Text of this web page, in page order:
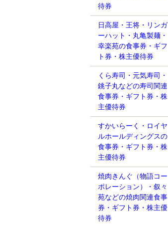
待券
日高屋・王将・リンガ
ーハット・丸亀製麺・
幸楽苑の食事券・ギフ
ト券・株主優待券
くら寿司・元気寿司・
銚子丸などの寿司関連
食事券・ギフト券・株
主優待券
すかいらーく・ロイヤ
ルホールディングスの
食事券・ギフト券・株
主優待券
焼肉きんぐ（物語コー
ポレーション）・叙々
苑などの焼肉関連食事
券・ギフト券・株主優
待券